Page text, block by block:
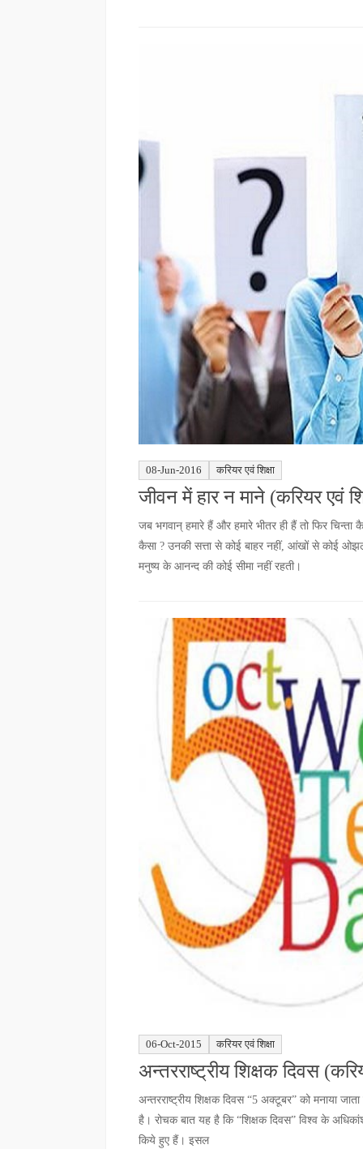
08-Jun-2016 करियर एवं शिक्षा
जीवन में हार न माने (करियर एवं
जब भगवान् हमारे हैं और हमारे भीतर ही हैं तो फिर चिन्ता
कैसा ? उनकी सत्ता से कोई बाहर नहीं, आंखों से कोई
मनुष्य के आनन्द की कोई सीमा नहीं रहती।
06-Oct-2015 करियर एवं शिक्षा
अन्तरराष्ट्रीय शिक्षक दिवस
अन्तरराष्ट्रीय शिक्षक दिवस “5 अक्टूबर” को मनाया
है। रोचक बात यह है कि “शिक्षक दिवस” विश्व के
किये हुए हैं। इसल